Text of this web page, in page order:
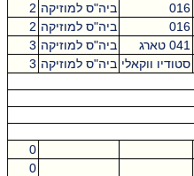
016 ביה"ס למוזיקה 2
016 ביה"ס למוזיקה 2
041 טארג ביה"ס למוזיקה 3
סטודיו ווקאלי ביה"ס למוזיקה 3
0
0